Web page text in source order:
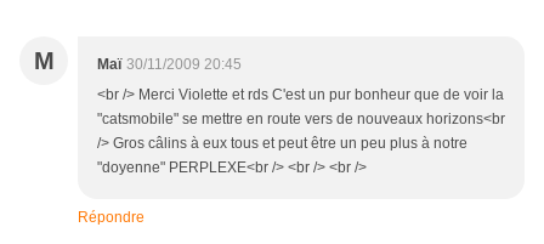
M Maï 30/11/2009 20:45
<br /> Merci Violette et rds C'est un pur bonheur que de voir la
"catsmobile" se mettre en route vers de nouveaux horizons<br
/> Gros câlins à eux tous et peut être un peu plus à notre
"doyenne" PERPLEXE<br /> <br /> <br />
Répondre